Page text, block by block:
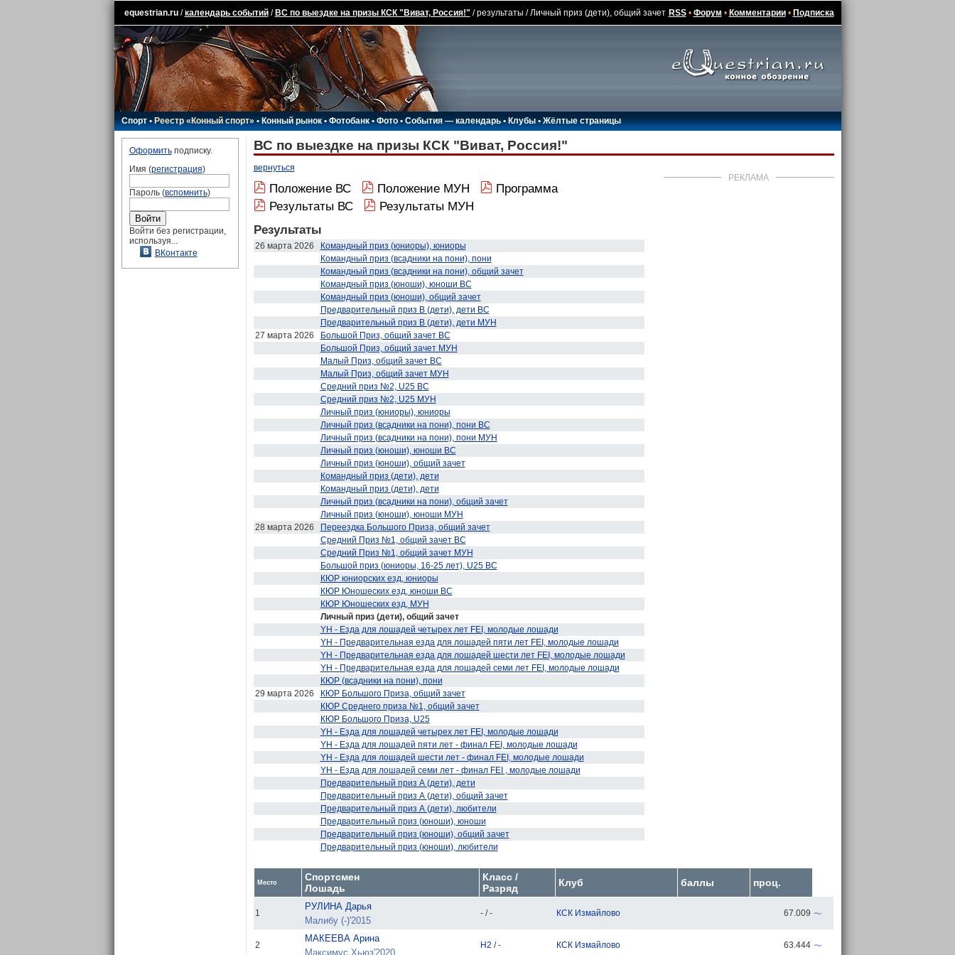
equestrian.ru/календарь событий/ ВС по выездке на призы КСК "Виват, Россия!" / результаты / Личный приз (дети), общий зачет RSS• Форум • Комментарии• Подписка
Спорт•Реестр «Конный спорт»•Конный рынок•Фотобанк •Фото•События — календарь•Клубы •Жёлтые страницы
Оформитьподписку.
Имя (регистрация)
Пароль (вспомнить)
Войти без регистрации,
используя...
ВКонтакте
ВС по выездке на призы КСК "Виват, Россия!"
вернуться
РЕКЛАМА
Положение ВС Положение МУН
Программа
Результаты ВС
Результаты МУН
Результаты
26 марта 2026
Командный приз (юниоры), юниоры
Командный приз (всадники на пони), пони
Командный приз (всадники на пони), общий зачет
Командный приз (юноши), юноши ВС
Командный приз (юноши), общий зачет
Предварительный приз В (дети), дети ВС
Предварительный приз В (дети), дети МУН
27 марта 2026
Большой Приз, общий зачет ВС
Большой Приз, общий зачет МУН
Малый Приз, общий зачет ВС
Малый Приз, общий зачет МУН
Средний приз №2, U25 ВС
Средний приз №2, U25 МУН
Личный приз (юниоры), юниоры
Личный приз (всадники на пони), пони ВС
Личный приз (всадники на пони), пони МУН
Личный приз (юноши), юноши ВС
Личный приз (юноши), общий зачет
Командный приз (дети), дети
Командный приз (дети), дети
Личный приз (всадники на пони), общий зачет
Личный приз (юноши), юноши МУН
28 марта 2026
Переездка Большого Приза, общий зачет
Средний Приз №1, общий зачет ВС
Средний Приз №1, общий зачет МУН
Большой приз (юниоры, 16-25 лет), U25 ВС
КЮР юниорских езд, юниоры
КЮР Юношеских езд, юноши ВС
КЮР Юношеских езд, МУН
Личный приз (дети), общий зачет
YH - Езда для лошадей четырех лет FEI, молодые лошади
YH - Предварительная езда для лошадей пяти лет FEI, молодые лошади
YH - Предварительная езда для лошадей шести лет FEI, молодые лошади
YH - Предварительная езда для лошадей семи лет FEI, молодые лошади
КЮР (всадники на пони), пони
29 марта 2026
КЮР Большого Приза, общий зачет
КЮР Среднего приза №1, общий зачет
КЮР Большого Приза, U25
YH - Езда для лошадей четырех лет FEI, молодые лошади
YH - Езда для лошадей пяти лет - финал FEI, молодые лошади
YH - Езда для лошадей шести лет - финал FEI, молодые лошади
YH - Езда для лошадей семи лет - финал FEI , молодые лошади
Предварительный приз А (дети), дети
Предварительный приз А (дети), общий зачет
Предварительный приз А (дети), любители
Предварительный приз (юноши), юноши
Предварительный приз (юноши), общий зачет
Предварительный приз (юноши), любители
Место
Спортсмен
Лошадь
Класс /
Разряд
Клуб баллы проц.
1
РУЛИНА Дарья
Малибу (-)'2015
- / - КСК Измайлово 67.009 ~
2
МАКЕЕВА Арина
Максимус Хьюз'2020
H2 / - КСК Измайлово 63.444 ~